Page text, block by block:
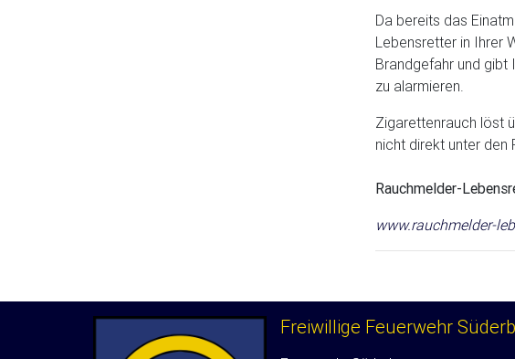
Da bereits das
Lebensretter in Ihrer
Brandgefahr und gibt
zu alarmieren.
Zigarettenrauch löst
nicht direkt unter den
Rauchmelder-
www.rauchmelder-
Freiwillige Feuerwehr